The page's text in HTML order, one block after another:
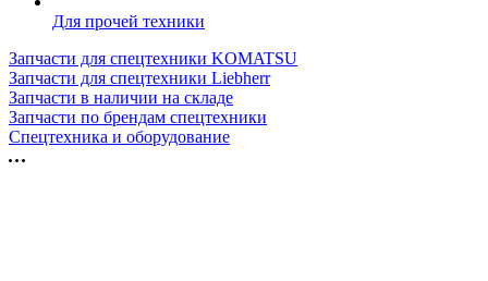
Для прочей техники
Запчасти для спецтехники KOMATSU
Запчасти для спецтехники Liebherr
Запчасти в наличии на складе
Запчасти по брендам спецтехники
Спецтехника и оборудование